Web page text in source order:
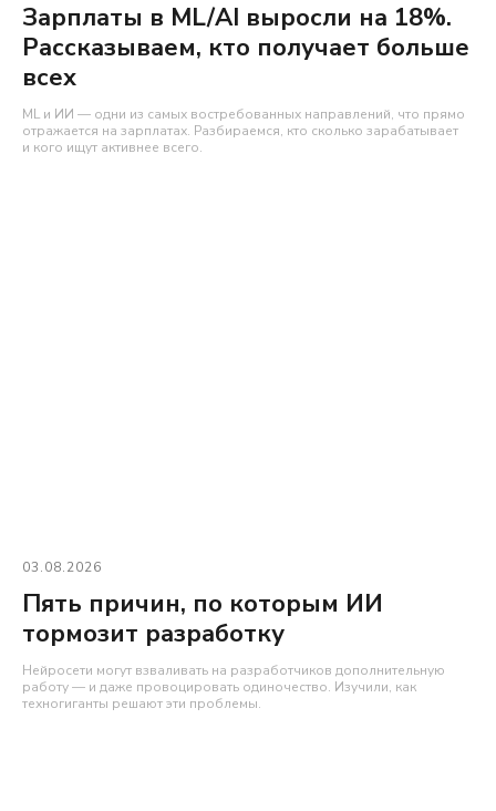
Зарплаты в ML/AI выросли на 18%.
Рассказываем, кто получает больше
всех
ML и ИИ — одни из самых востребованных направлений, что прямо
отражается на зарплатах. Разбираемся, кто сколько зарабатывает
и кого ищут активнее всего.
03.08.2026
Пять причин, по которым ИИ
тормозит разработку
Нейросети могут взваливать на разработчиков дополнительную
работу — и даже провоцировать одиночество. Изучили, как
техногиганты решают эти проблемы.